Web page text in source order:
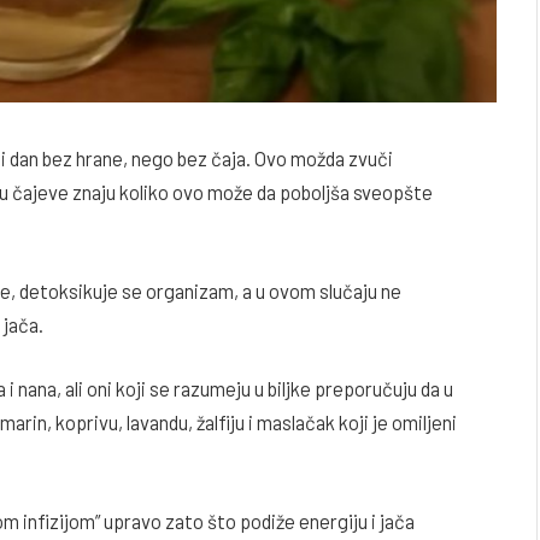
bez hrane, nego bez čaja. Ovo možda zvuči
znaju koliko ovo može da poboljša sveopšte
detoksikuje se organizam, a u ovom slučaju ne
nana, ali oni koji se razumeju u biljke preporučuju da u
koprivu, lavandu, žalfiju i maslačak koji je omiljeni
infizijom” upravo zato što podiže energiju i jača